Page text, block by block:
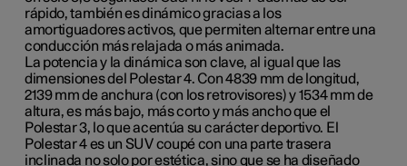
rápido, también es dinámico gracias a los
amortiguadores activos, que permiten alternar entre una
conducción más relajada o más animada.
La potencia y la dinámica son clave, al igual que las
dimensiones del Polestar 4. Con 4839 mm de longitud,
2139 mm de anchura (con los retrovisores) y 1534 mm de
altura, es más bajo, más corto y más ancho que el
Polestar 3, lo que acentúa su carácter deportivo. El
Polestar 4 es un SUV coupé con una parte trasera
inclinada no solo por estética, sino que se ha diseñado